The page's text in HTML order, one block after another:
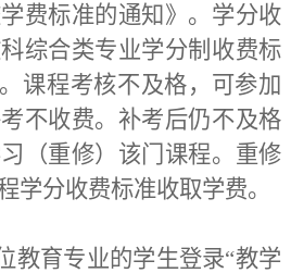
费标准的通知》。学分收
综合类专业学分制收费标
课程考核不及格，可参加
不收费。补考后仍不及格
（重修）该门课程。重修
学分收费标准收取学费。
教育专业的学生登录“教学